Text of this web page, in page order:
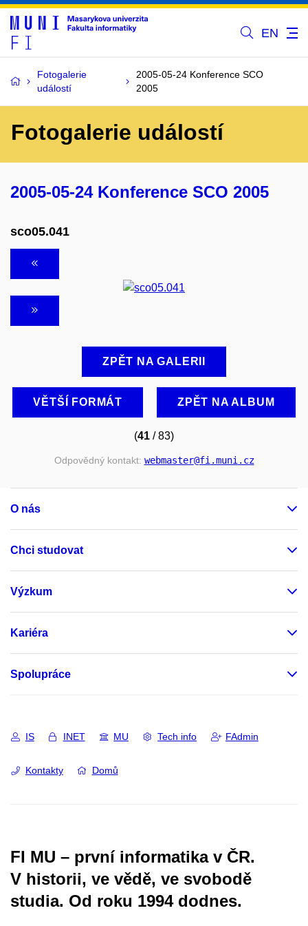
EN
Fotogalerie
událostí
2005-05-24 Konference SCO
2005
Fotogalerie událostí
2005-05-24 Konference SCO 2005
sco05.041
ZPĚT NA GALERII
VĚTŠÍ FORMÁT ZPĚT NA ALBUM
(41 / 83)
Odpovědný kontakt: webmaster@fi.muni.cz
O nás
Chci studovat
Výzkum
Kariéra
Spolupráce
IS INET MU Tech info FAdmin
Kontakty Domů
FI MU – první informatika v ČR.
V historii, ve vědě, ve svobodě
studia. Od roku 1994 dodnes.